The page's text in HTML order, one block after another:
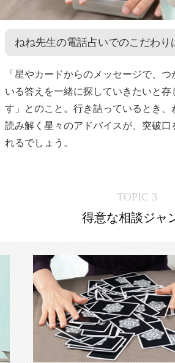
ねね先生の電話占いでのこだわり
「星やカードからのメッセージで、つ
いる答えを一緒に探していきたいと存
す」とのこと。行き詰っているとき、
読み解く星々のアドバイスが、突破口
れるでしょう。
TOPIC 3
得意な相談ジャ